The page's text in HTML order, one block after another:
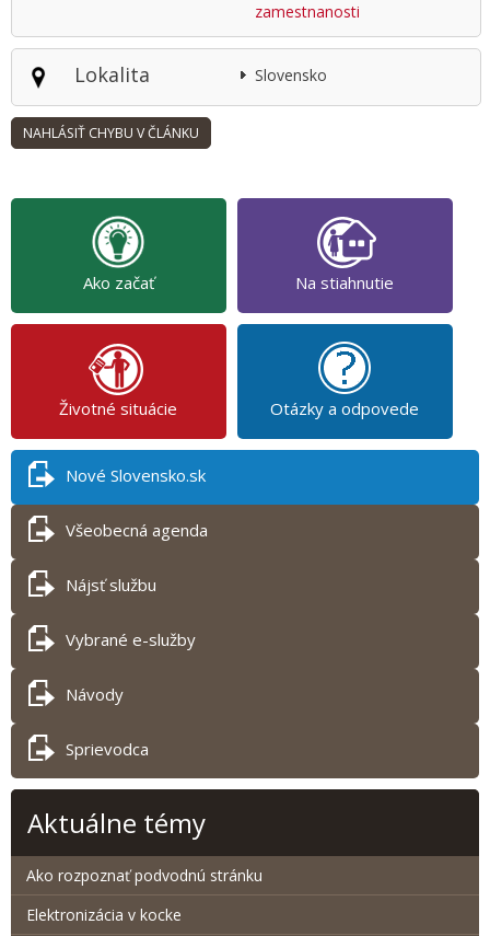
zamestnanosti
Lokalita Slovensko
Ako začať Na stiahnutie
Životné situácie Otázky a odpovede
Nové Slovensko.sk
Všeobecná agenda
Nájsť službu
Vybrané e-služby
Návody
Sprievodca
Aktuálne témy
Ako rozpoznať podvodnú stránku
Elektronizácia v kocke